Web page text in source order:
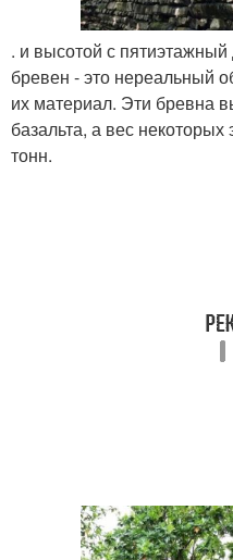
. и высотой с
бревен - это нереальный
их материал. Эти бревна
базальта, а вес
тонн.